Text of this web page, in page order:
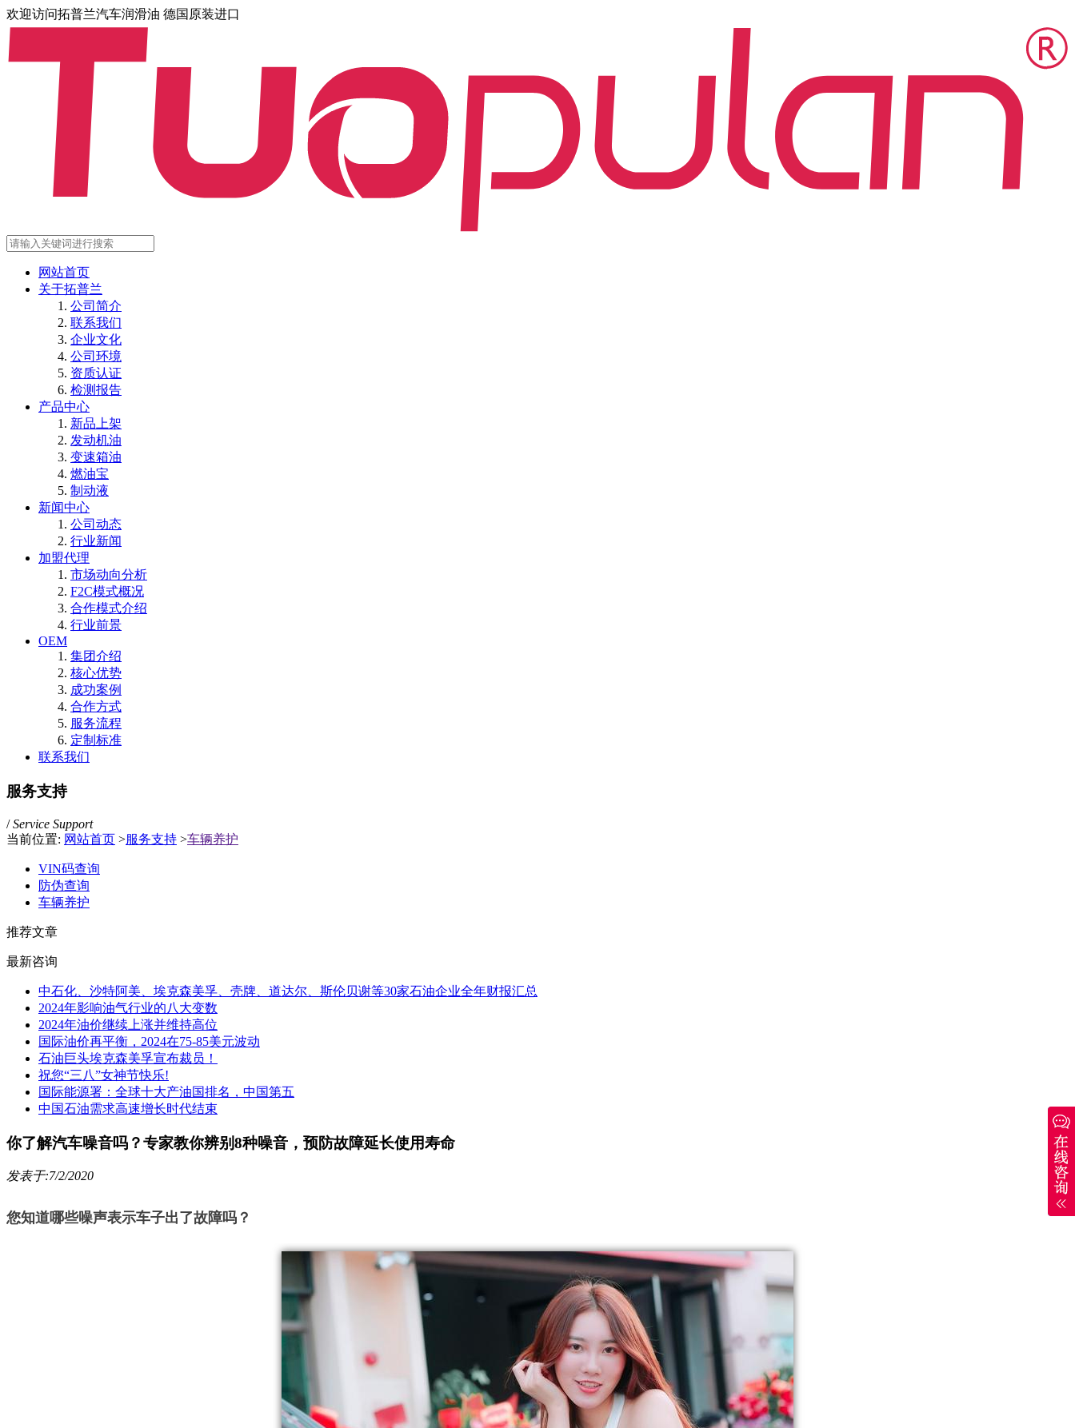
欢迎访问拓普兰汽车润滑油 德国原装进口
网站首页
关于拓普兰
公司简介
联系我们
企业文化
公司环境
资质认证
检测报告
产品中心
新品上架
发动机油
变速箱油
燃油宝
制动液
新闻中心
公司动态
行业新闻
加盟代理
市场动向分析
F2C模式概况
合作模式介绍
行业前景
OEM
集团介绍
核心优势
成功案例
合作方式
服务流程
定制标准
联系我们
服务支持
/Service Support
当前位置: 网站首页 >服务支持 >车辆养护
VIN码查询
防伪查询
车辆养护
推荐文章
最新咨询
中石化、沙特阿美、埃克森美孚、壳牌、道达尔、斯伦贝谢等30家石油企业全年财报汇总
2024年影响油气行业的八大变数
2024年油价继续上涨并维持高位
国际油价再平衡，2024在75-85美元波动
石油巨头埃克森美孚宣布裁员！
祝您“三八”女神节快乐!
国际能源署：全球十大产油国排名，中国第五
中国石油需求高速增长时代结束
你了解汽车噪音吗？专家教你辨别8种噪音，预防故障延长使用寿命
发表于:7/2/2020
您知道哪些噪声表示车子出了故障吗？